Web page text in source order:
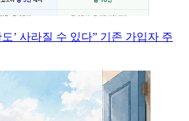
도’ 사라질 수 있다” 기존 가입자 주